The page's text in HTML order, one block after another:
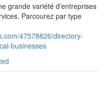
grande variété d'entreprises
Parcourez par type
47578826/directory-
businesses